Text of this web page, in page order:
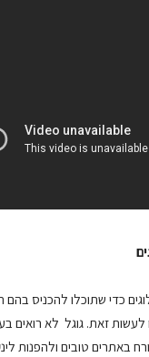
כדי שתוכלו להכניס בהם
זאת. גוגל לא רואים
באתרים טובים ולהפנות